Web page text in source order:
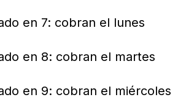
en 7: cobran el lunes
en 8: cobran el martes
en 9: cobran el miércoles